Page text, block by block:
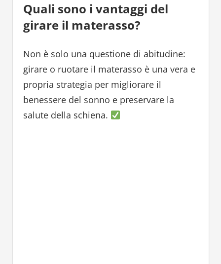
Quali sono i vantaggi del
girare il materasso?
Non è solo una questione di abitudine:
girare o ruotare il materasso è una vera e
propria strategia per migliorare il
benessere del sonno e preservare la
salute della schiena.